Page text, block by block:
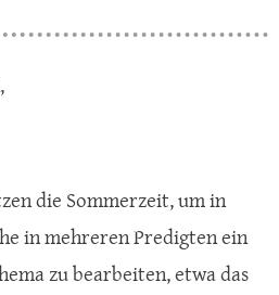
die Sommerzeit, um in
in mehreren Predigten ein
zu bearbeiten, etwa das